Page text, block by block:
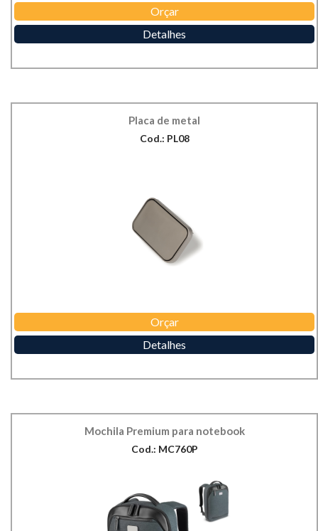
Orçar
Detalhes
Placa de metal
Cod.: PL08
Orçar
Detalhes
Mochila Premium para notebook
Cod.: MC760P